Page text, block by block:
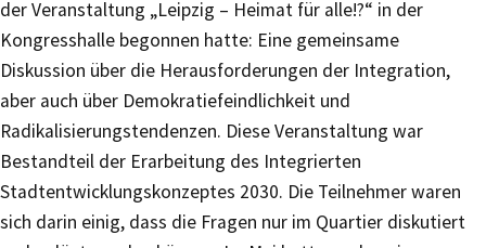
der Veranstaltung „Leipzig – Heimat für alle!?“ in der
Kongresshalle begonnen hatte: Eine gemeinsame
Diskussion über die Herausforderungen der Integration,
aber auch über Demokratiefeindlichkeit und
Radikalisierungstendenzen. Diese Veranstaltung war
Bestandteil der Erarbeitung des Integrierten
Stadtentwicklungskonzeptes 2030. Die Teilnehmer waren
sich darin einig, dass die Fragen nur im Quartier diskutiert